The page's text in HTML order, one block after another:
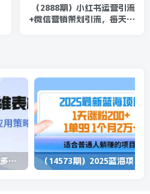
（2888期）小红书运营引流
+微信营销策划引流，每天轻
（14280期）Deepseek+多维表格，银行营销新利器，深度解析应用策略，提升营销效果